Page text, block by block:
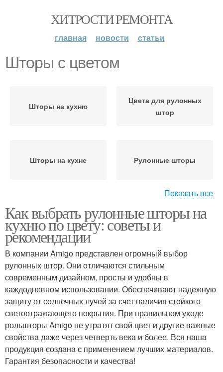
ХИТРОСТИ РЕМОНТА
главная новости статьи
Шторы с цветом
Шторы на кухню
Цвета для рулонных
штор
Шторы на кухне Рулонные шторы
Шторы от размера
Показать все
Как выбрать рулонные шторы на
кухню по цвету: советы и
рекомендации
В компании Amigo представлен огромный выбор
рулонных штор. Они отличаются стильным
современным дизайном, просты и удобны в
каждодневном использовании. Обеспечивают надежную
защиту от солнечных лучей за счет наличия стойкого
светоотражающего покрытия. При правильном уходе
рольшторы Amigo не утратят свой цвет и другие важные
свойства даже через четверть века и более. Вся наша
продукция создана с применением лучших материалов.
Гарантия безопасности и качества!